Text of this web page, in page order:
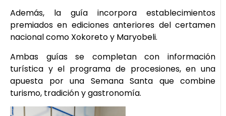
Además, la guía incorpora establecimientos
premiados en ediciones anteriores del certamen
nacional como Xokoreto y Maryobeli.
Ambas guías se completan con información
turística y el programa de procesiones, en una
apuesta por una Semana Santa que combine
turismo, tradición y gastronomía.